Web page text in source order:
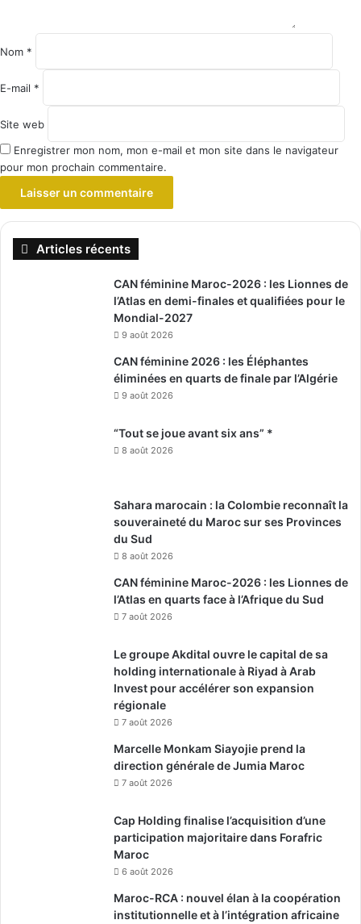
Nom *
E-mail *
Site web
Enregistrer mon nom, mon e-mail et mon site dans le navigateur
pour mon prochain commentaire.
Articles récents
CAN féminine Maroc-2026 : les Lionnes de
l’Atlas en demi-finales et qualifiées pour le
Mondial-2027
9 août 2026
CAN féminine 2026 : les Éléphantes
éliminées en quarts de finale par l’Algérie
9 août 2026
“Tout se joue avant six ans” *
8 août 2026
Sahara marocain : la Colombie reconnaît la
souveraineté du Maroc sur ses Provinces
du Sud
8 août 2026
CAN féminine Maroc-2026 : les Lionnes de
l’Atlas en quarts face à l’Afrique du Sud
7 août 2026
Le groupe Akdital ouvre le capital de sa
holding internationale à Riyad à Arab
Invest pour accélérer son expansion
régionale
7 août 2026
Marcelle Monkam Siayojie prend la
direction générale de Jumia Maroc
7 août 2026
Cap Holding finalise l’acquisition d’une
participation majoritaire dans Forafric
Maroc
6 août 2026
Maroc-RCA : nouvel élan à la coopération
institutionnelle et à l’intégration africaine